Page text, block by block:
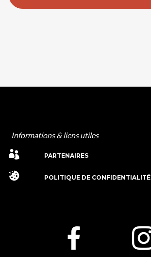
Informations & liens utiles
PARTENAIRES
POLITIQUE DE CONFIDENTIALITÉ